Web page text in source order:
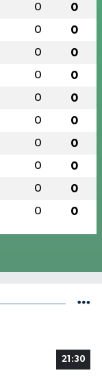
0 0
0 0
0 0
0 0
0 0
0 0
0 0
0 0
0 0
0 0
21:30